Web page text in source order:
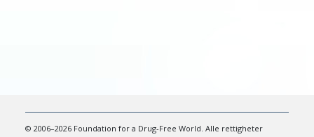
© 2006–2026 Foundation for a Drug-Free World. Alle rettigheter